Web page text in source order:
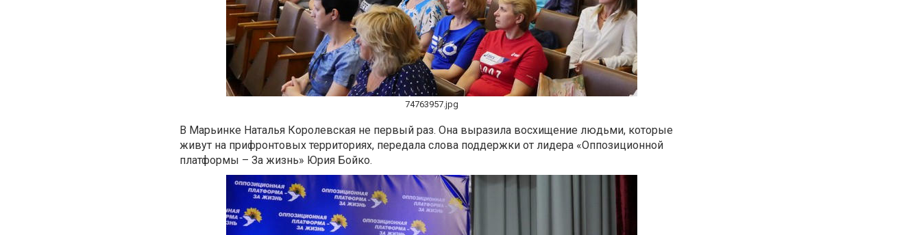
74763957.jpg
В Марьинке Наталья Королевская не первый раз. Она выразила восхищение людьми, которые
живут на прифронтовых территориях, передала слова поддержки от лидера «Оппозиционной
платформы – За жизнь» Юрия Бойко.